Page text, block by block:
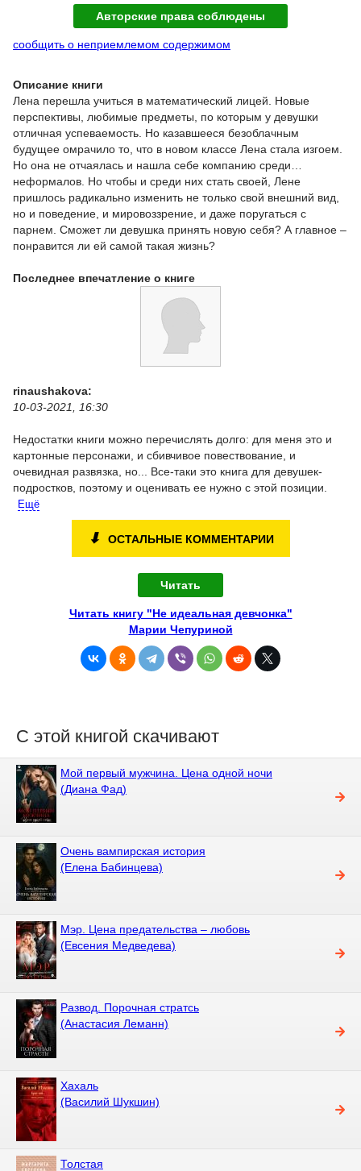
Авторские права соблюдены
сообщить о неприемлемом содержимом
Описание книги
Лена перешла учиться в математический лицей. Новые
перспективы, любимые предметы, по которым у девушки
отличная успеваемость. Но казавшееся безоблачным
будущее омрачило то, что в новом классе Лена стала изгоем.
Но она не отчаялась и нашла себе компанию среди…
неформалов. Но чтобы и среди них стать своей, Лене
пришлось радикально изменить не только свой внешний вид,
но и поведение, и мировоззрение, и даже поругаться с
парнем. Сможет ли девушка принять новую себя? А главное –
понравится ли ей самой такая жизнь?
Последнее впечатление о книге
rinaushakova:
10-03-2021, 16:30
Недостатки книги можно перечислять долго: для меня это и
картонные персонажи, и сбивчивое повествование, и
очевидная развязка, но...
Все-таки это книга для девушек-
подростков, поэтому и оценивать ее нужно с этой позиции.
Ещё
⬇ ОСТАЛЬНЫЕ КОММЕНТАРИИ
Читать
Читать книгу "Не идеальная девчонка"
Марии Чепуриной
С этой книгой скачивают
Мой первый мужчина. Цена одной ночи
(Диана Фад)
Очень вампирская история
(Елена Бабинцева)
Мэр. Цена предательства – любовь
(Евсения Медведева)
Развод. Порочная стратсь
(Анастасия Леманн)
Хахаль
(Василий Шукшин)
Толстая